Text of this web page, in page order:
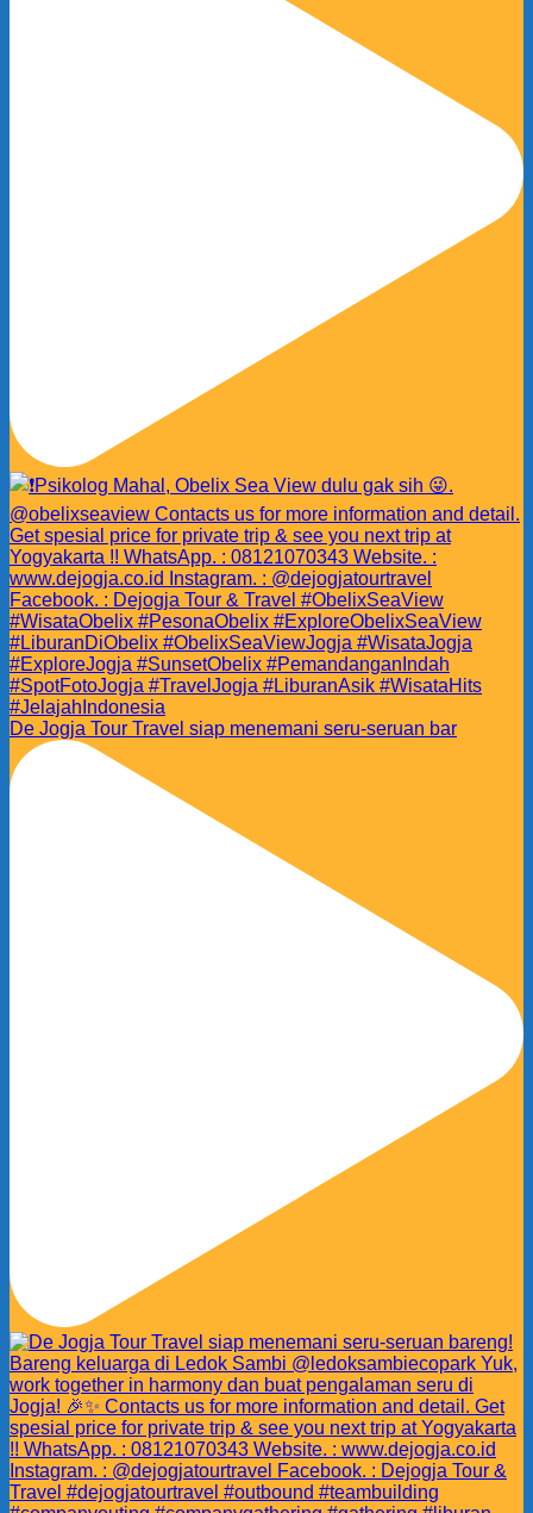
De Jogja Tour Travel siap menemani seru-seruan bar